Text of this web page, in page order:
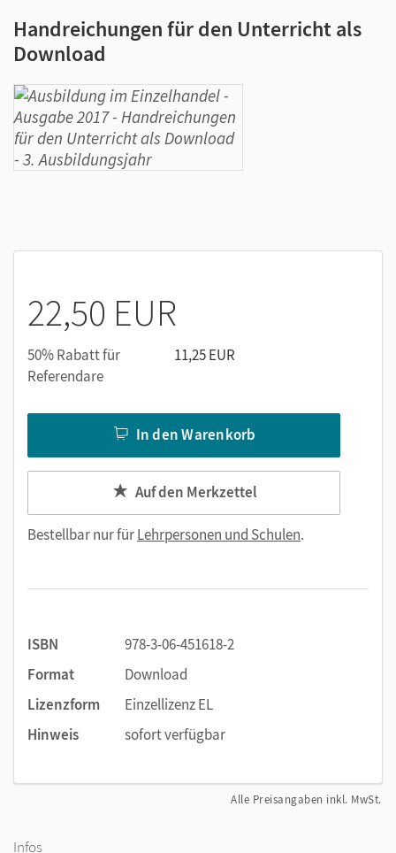
Handreichungen für den Unterricht als
Download
22,50 EUR
50% Rabatt für
Referendare
11,25 EUR
In den Warenkorb
Auf den Merkzettel
Bestellbar nur fürLehrpersonen und Schulen.
ISBN
978-3-06-451618-2
Format
Download
Lizenzform
Einzellizenz EL
Hinweis
sofort verfügbar
Alle Preisangaben inkl. MwSt.
Infos